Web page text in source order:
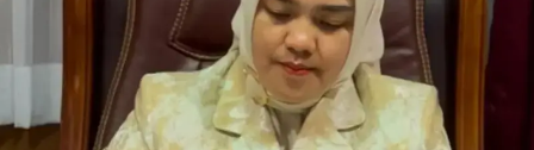
yang
relatif
lebih
murah